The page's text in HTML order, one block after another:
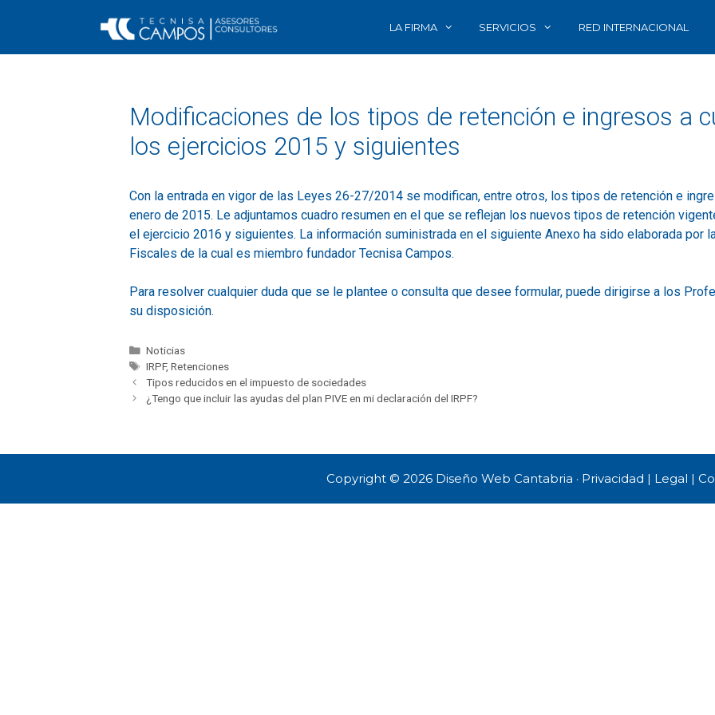
LA FIRMA SERVICIOS RED INTERNACIONAL
Modificaciones de los tipos de retención e ingresos a
los ejercicios 2015 y siguientes
Con la entrada en vigor de las Leyes 26-27/2014 se modifican, entre otros, los tipos de retención e
enero de 2015. Le adjuntamos cuadro resumen en el que se reflejan los nuevos tipos de retención
el ejercicio 2016 y siguientes. La información suministrada en el siguiente Anexo ha sido elaborada por
Fiscales de la cual es miembro fundador Tecnisa Campos.
Para resolver cualquier duda que se le plantee o consulta que desee formular, puede dirigirse a los
su disposición.
Noticias
IRPF,Retenciones
Tipos reducidos en el impuesto de sociedades
¿Tengo que incluir las ayudas del plan PIVE en mi declaración del IRPF?
Copyright © 2026 Diseño Web Cantabria · Privacidad | Legal |